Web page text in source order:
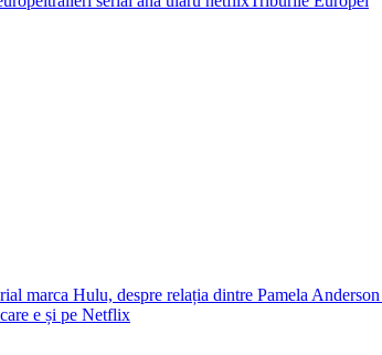
marca Hulu, despre relația dintre Pamela
e și pe Netflix